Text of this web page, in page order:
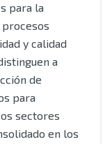
para la
y calidad
a
de
para
sectores
en los